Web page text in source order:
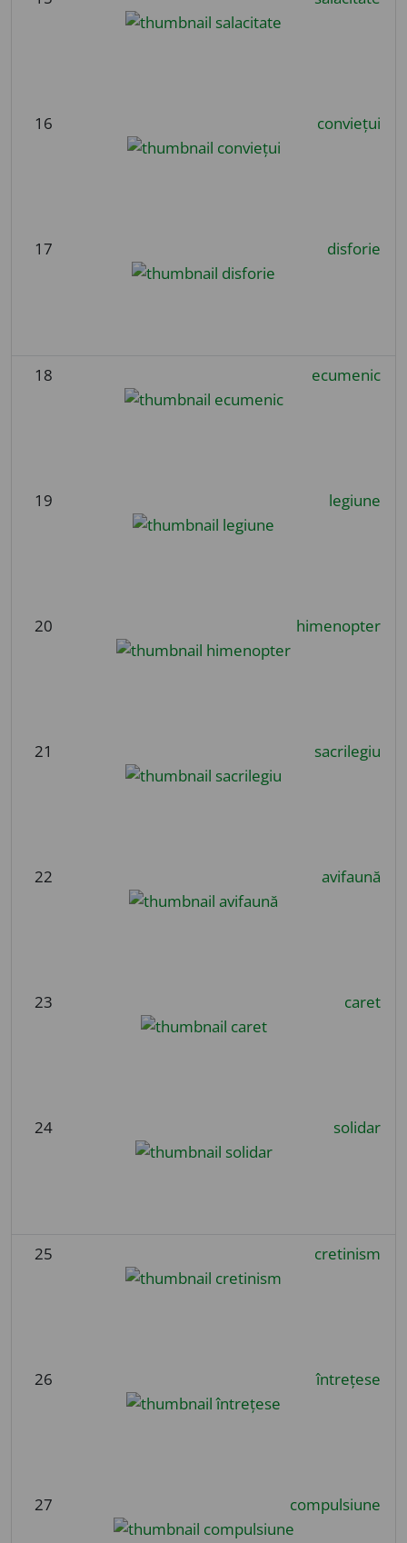
16 conviețui
17 disforie
18 ecumenic
19 legiune
20 himenopter
21 sacrilegiu
22 avifaună
23 caret
24 solidar
25 cretinism
26 întrețese
27 compulsiune